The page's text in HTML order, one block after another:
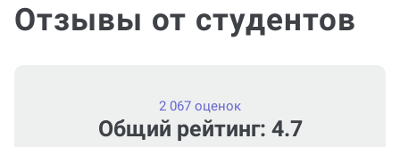
Отзывы от студентов
Общий рейтинг: 4.7
2 067 оценок